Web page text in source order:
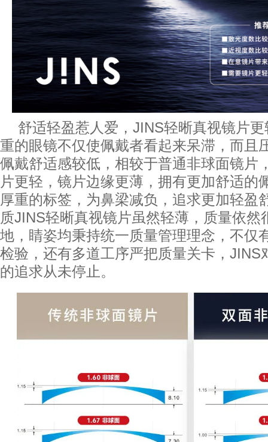
舒适轻盈惹人爱，JINS轻晰真视镜片
重的眼镜不仅使佩戴者看起来呆滞，而且
佩戴舒适感较低，相较于普通非球面镜片
片更轻，镜片边缘更薄，拥有更加舒适的
厚重的标签，为鼻梁减负，追求更加轻盈
质JINS轻晰真视镜片虽然轻薄，质量依然
地，睛姿均秉持统一质量管理理念，不仅
检验，还有多道工序严把质量关卡，JINS
的追求从未停止。